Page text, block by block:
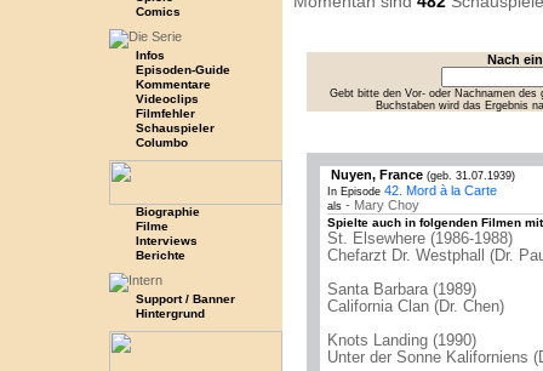
Comics
Infos
Episoden-Guide
Kommentare
Videoclips
Filmfehler
Schauspieler
Columbo
Biographie
Filme
Interviews
Berichte
Support / Banner
Hintergrund
Nach
Gebt bitte den Vor- oder Nachnamen
Buchstaben wird das Ergebnis
Nuyen, France (geb. 31.07.1939)
In Episode 42. Mord à la Carte
als - Mary Choy
Spielte auch in folgenden Filmen
St. Elsewhere (1986-1988)
Chefarzt Dr. Westphall (Dr.
Santa Barbara (1989)
California Clan (Dr. Chen)
Knots Landing (1990)
Unter der Sonne Kaliforniens